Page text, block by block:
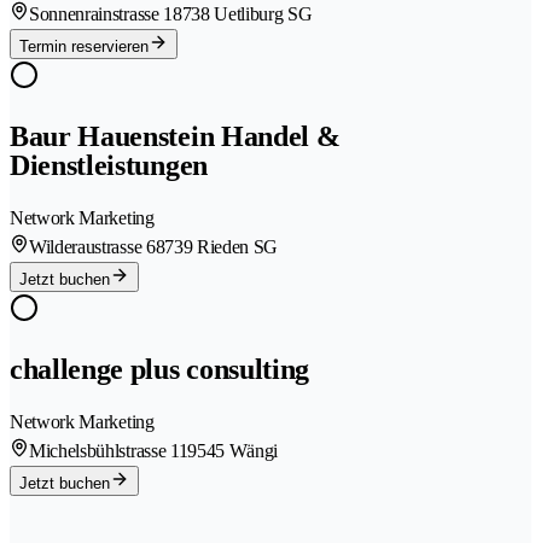
Sonnenrainstrasse 18738 Uetliburg SG
Termin reservieren
Baur Hauenstein Handel &
Dienstleistungen
Network Marketing
Wilderaustrasse 68739 Rieden SG
Jetzt buchen
challenge plus consulting
Network Marketing
Michelsbühlstrasse 119545 Wängi
Jetzt buchen